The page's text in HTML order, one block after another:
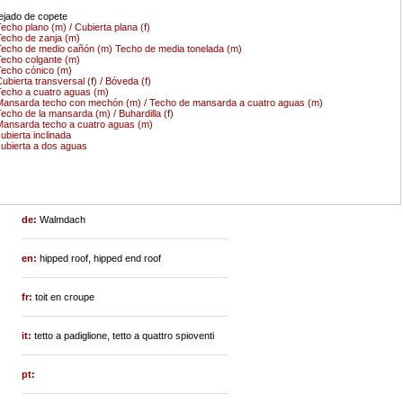
de copete
plano (m) / Cubierta plana (f)
de zanja (m)
de medio cañón (m) Techo de media tonelada (m)
colgante (m)
cónico (m)
transversal (f) / Bóveda (f)
a cuatro aguas (m)
techo con mechón (m) / Techo de mansarda a cuatro aguas (m)
de la mansarda (m) / Buhardilla (f)
techo a cuatro aguas (m)
inclinada
a dos aguas
de:Walmdach
en:hipped roof, hipped end roof
fr:toit en croupe
it:tetto a padiglione, tetto a quattro spioventi
pt: